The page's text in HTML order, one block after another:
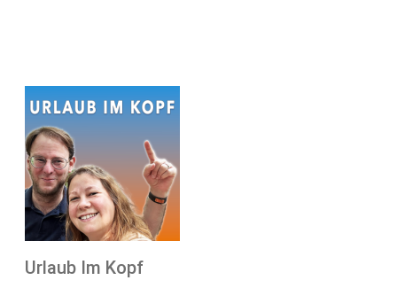
Urlaub Im Kopf